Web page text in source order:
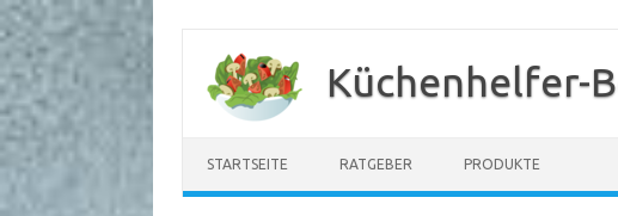
springen
Küchenhelfer-
STARTSEITE RATGEBER PRODUKTE